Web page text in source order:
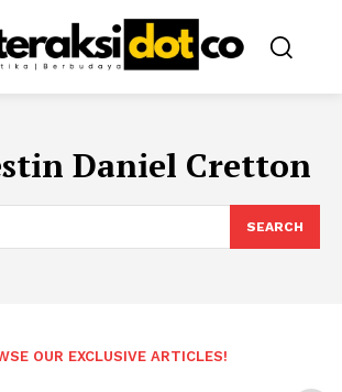
Daniel Cretton
SEARCH
OUR EXCLUSIVE ARTICLES!